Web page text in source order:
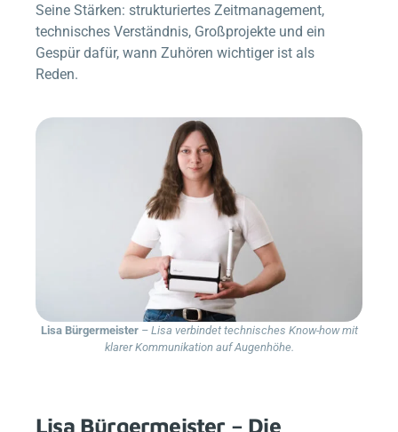
Seine Stärken: strukturiertes Zeitmanagement,
technisches Verständnis, Großprojekte und ein
Gespür dafür, wann Zuhören wichtiger ist als
Reden.
Lisa Bürgermeister– Lisa verbindet technisches Know-how mit
klarer Kommunikation auf Augenhöhe.
Lisa Bürgermeister – Die